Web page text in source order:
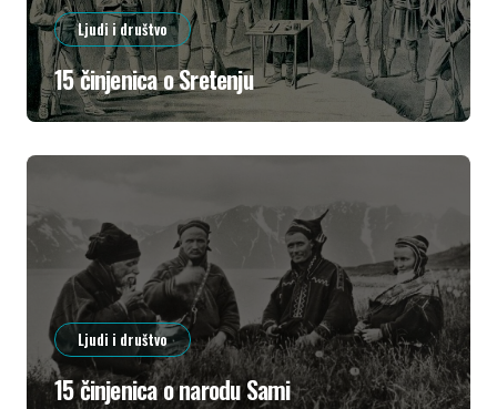
Ljudi i društvo
15 činjenica o Sretenju
Ljudi i društvo
15 činjenica o narodu Sami